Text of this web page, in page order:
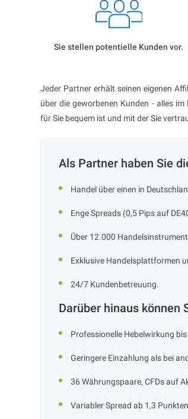
Sie stellen potentielle Kunden vor.
Jeder Partner erhält seinen eigenen
über die geworbenen Kunden - alles
für Sie bequem ist und mit der Sie
Als Partner haben Sie
Handel über einen in
Enge Spreads (0,5 Pips auf
Über 12.000
Exklusive Handelsplattformen
24/7 Kundenbetreuung.
Darüber hinaus können
Professionelle Hebelwirkung
Geringere Einzahlung als bei
36 Währungspaare, CFDs auf
Variabler Spread ab 1,3